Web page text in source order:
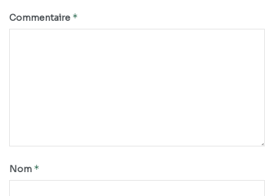
Commentaire *
Nom *